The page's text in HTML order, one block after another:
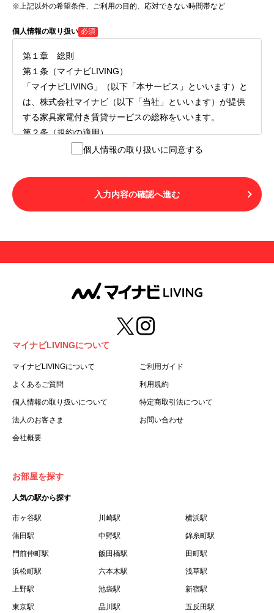
※上記以外の希望条件、ご利用の目的、応対できない時間帯など
個人情報の取り扱い 必須
第１章 総則
第１条（マイナビLIVING）
「マイナビLIVING」（以下「本サービス」といいます）と
は、株式会社マイナビ（以下「当社」といいます）が提供
する家具家電付き賃貸サービスの総称をいいます。
第２条（規約の適用）
１.本サービスを利用する者（以下「利用者」といいます）
LIVINGご契約にあたり取得する個人情報の取り扱いについ
て」の内容をすべて承諾したものとみなされます。不承諾
の意思表示は、本サービスを利用しないことをもってのみ
用することはできません。
第３条（用語の定義）
１.「本サ―ビス」とは、第１章第１条で規定する当社が運
営するマイナビLIVINGを意味します。
２.「利用者」とは、第１章第２条に規定する本サービスを
利用する個人を意味します。
３.「本サイト」とは、当社が運営する本サービスに関する
ます。
５.「会員」とは、第２章第１条に基づき会員登録が完了し
た個人を意味します。
録した情報、本サービス利用中に当社が登録を求めた情報
った場合の当該情報を意味します。
７.「本会員制度」とは、会員による本サービスの利用の促
進を目的とした会員制度を意味します。
借契約書およびオプション注文書を意味します。
９.「契約期間開始日」とは、定期建物賃貸借契約（以下
「賃貸借契約」と言います）の開始日のことで、利用者の
個人情報の取り扱いに同意する
入力内容の確認へ進む
マイナビLIVINGについて
マイナビLIVINGについて ご利用ガイド
よくあるご質問 利用規約
個人情報の取り扱いについて 特定商取引法について
法人のお客さま お問い合わせ
会社概要
お部屋を探す
人気の駅から探す
市ヶ谷駅 川崎駅 横浜駅
蒲田駅 中野駅 錦糸町駅
門前仲町駅 飯田橋駅 田町駅
浜松町駅 六本木駅 浅草駅
上野駅 池袋駅 新宿駅
東京駅 品川駅 五反田駅